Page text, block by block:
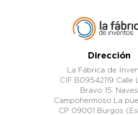
Dirección
La Fábrica de
CIF B09542119 Calle
Bravo 15. Naves
Campohermoso La
CP 09001 Burgos